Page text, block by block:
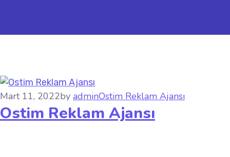
Mart 11, 2022by adminOstim Reklam Ajansı
Ostim Reklam Ajansı